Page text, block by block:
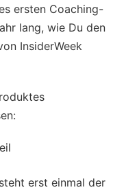
ersten Coaching-
lang, wie Du den
InsiderWeek
erst einmal der